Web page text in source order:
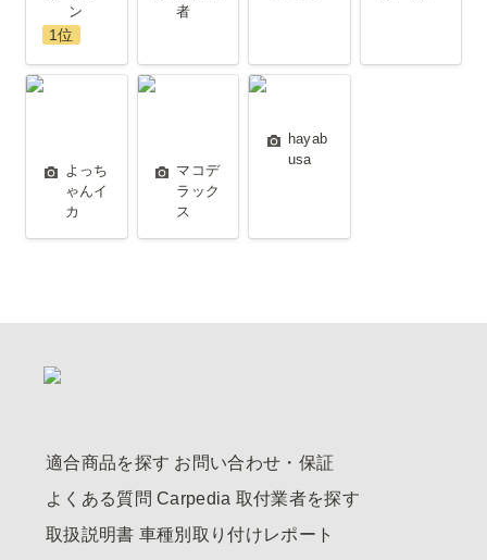
ン
1位
者
よっちゃん
よっち
ゃんイ
カ
マコデラッ
マコデ
ラック
ス
hayabusa
hayab
usa
適合商品を探す お問い合わせ・保証
よくある質問 Carpedia 取付業者を探す
取扱説明書 車種別取り付けレポート